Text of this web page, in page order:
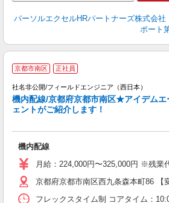
パーソルエクセルHRパートナーズ株式会
ポート
京都市南区 正社員
社名非公開/フィールドエンジニア（西日本）
機内配線/京都府京都市南区★アイデムエ
ェントがご紹介します！
機内配線
月給：224,000円〜325,000円 ※残
京都府京都市南区西九条森本町86 【
フレックスタイム制 コアタイム：